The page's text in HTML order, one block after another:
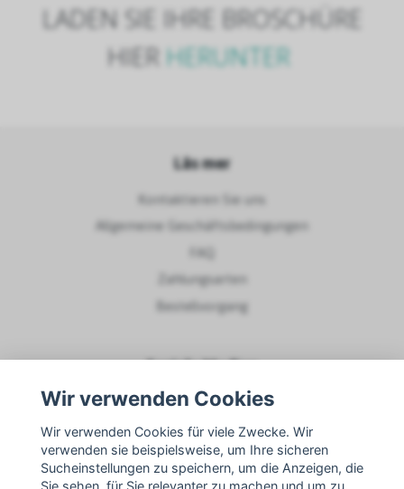
LADEN SIE IHRE BROSCHÜRE
HIER HERUNTER
Läs mer
Kontaktieren Sie uns
Allgemeine Geschäftsbedingungen
FAQ
Zahlungsarten
Bestellvorgang
Soziale Medien
Wir verwenden Cookies
Wir verwenden Cookies für viele Zwecke. Wir
verwenden sie beispielsweise, um Ihre sicheren
Sucheinstellungen zu speichern, um die Anzeigen, die
Sie sehen, für Sie relevanter zu machen und um zu